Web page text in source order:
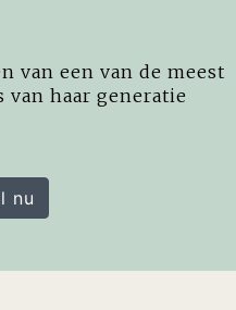
van een van de meest
van haar generatie
nu